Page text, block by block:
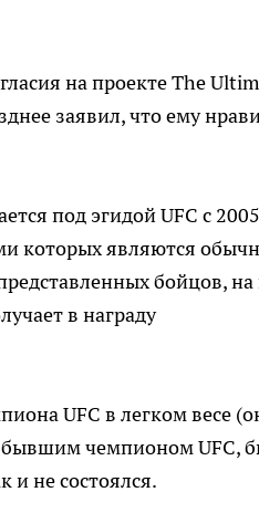
на проекте The
заявил, что ему
под эгидой UFC с 2005
которых являются
бойцов,
в награду
UFC в легком весе
чемпионом UFC,
и не состоялся.